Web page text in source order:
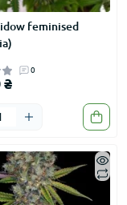
feminised
0
₴